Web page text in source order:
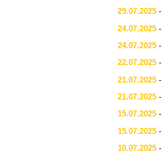
29.07.2025 -
24.07.2025 -
24.07.2025 -
22.07.2025 -
21.07.2025 -
21.07.2025 -
15.07.2025 -
15.07.2025 -
10.07.2025 -